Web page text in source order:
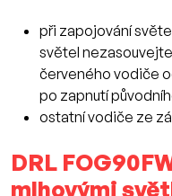
při zapojování
světel
červeného vodiče
po zapnutí
ostatní vodiče ze
DRL
mlhovými